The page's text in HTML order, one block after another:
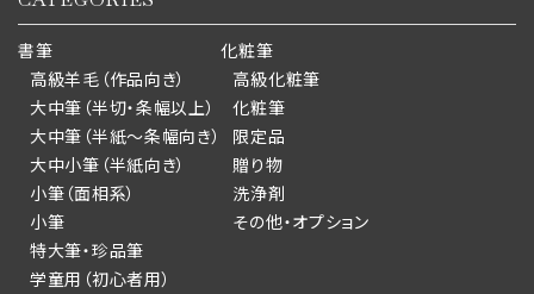
書筆
高級羊毛（作品向き）
大中筆（半切・条幅以上）
大中筆（半紙～条幅向き）
大中小筆（半紙向き）
小筆（面相系）
小筆
特大筆・珍品筆
学童用（初心者用）
化粧筆
高級化粧筆
化粧筆
限定品
贈り物
洗浄剤
その他・オプション